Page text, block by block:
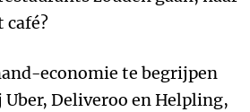
café?
economie te begrijpen
Deliveroo en Helpling,